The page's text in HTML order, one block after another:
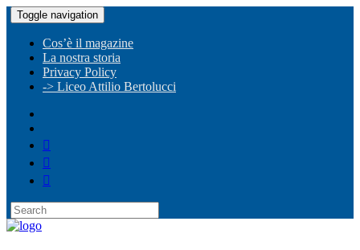
Toggle navigation
Cos’è il magazine
La nostra storia
Privacy Policy
-> Liceo Attilio Bertolucci